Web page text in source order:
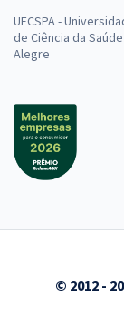
UFCSPA -
de Ciência da
Alegre
© 2012 -